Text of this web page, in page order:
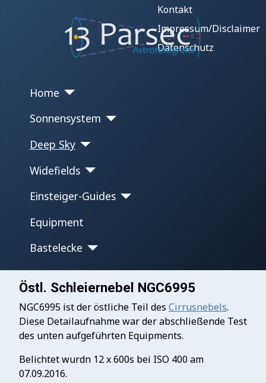
Kontakt
Impressum/Disclaimer
Datenschutz
Home
Sonnensystem
Deep Sky
Widefields
Einsteiger-Guides
Equipment
Bastelecke
Östl. Schleiernebel NGC6995
NGC6995 ist der östliche Teil des Cirrusnebels.
Diese Detailaufnahme war der abschließende Test
des unten aufgeführten Equipments.
Belichtet wurdn 12 x 600s bei ISO 400 am
07.09.2016.